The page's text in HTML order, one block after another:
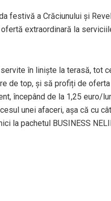
festivă a Crăciunului și
extraordinară la
în liniște la terasă, tot
de top, și să profiți de
începând de la 1,25 euro/
unei afaceri, așa că cu
la pachetul BUSINESS